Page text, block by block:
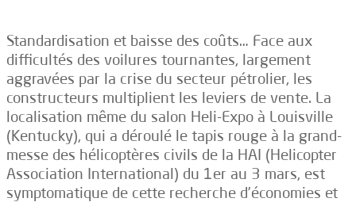
Standardisation et baisse des coûts… Face aux
difficultés des voilures tournantes, largement
aggravées par la crise du secteur pétrolier, les
constructeurs multiplient les leviers de vente. La
localisation même du salon Heli-Expo à Louisville
(Kentucky), qui a déroulé le tapis rouge à la grand-
messe des hélicoptères civils de la HAI (Helicopter
Association International) du 1er au 3 mars, est
symptomatique de cette recherche d’économies et